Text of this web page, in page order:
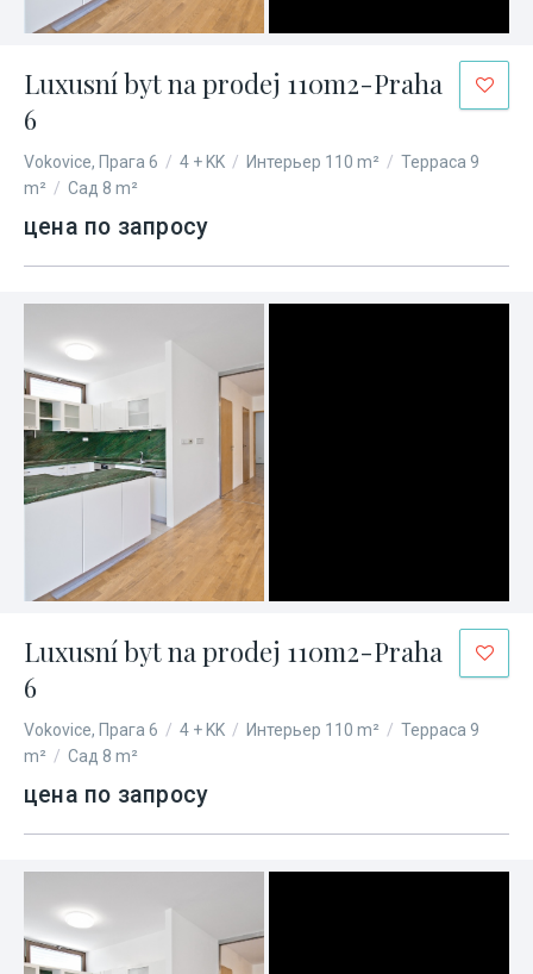
Luxusní byt na prodej 110m2-Praha
6
Vokovice, Прага 6 / 4 + KK / Интерьер 110 m² / Терраса 9
m² / Сад 8 m²
цена по запросу
Luxusní byt na prodej 110m2-Praha
6
Vokovice, Прага 6 / 4 + KK / Интерьер 110 m² / Терраса 9
m² / Сад 8 m²
цена по запросу